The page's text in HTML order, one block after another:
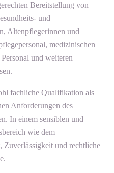
Bereitstellung von
und
Altenpflegerinnen und
medizinischen
und weiteren
fachliche Qualifikation als
Anforderungen des
In einem sensiblen und
wie dem
Zuverlässigkeit und rechtliche